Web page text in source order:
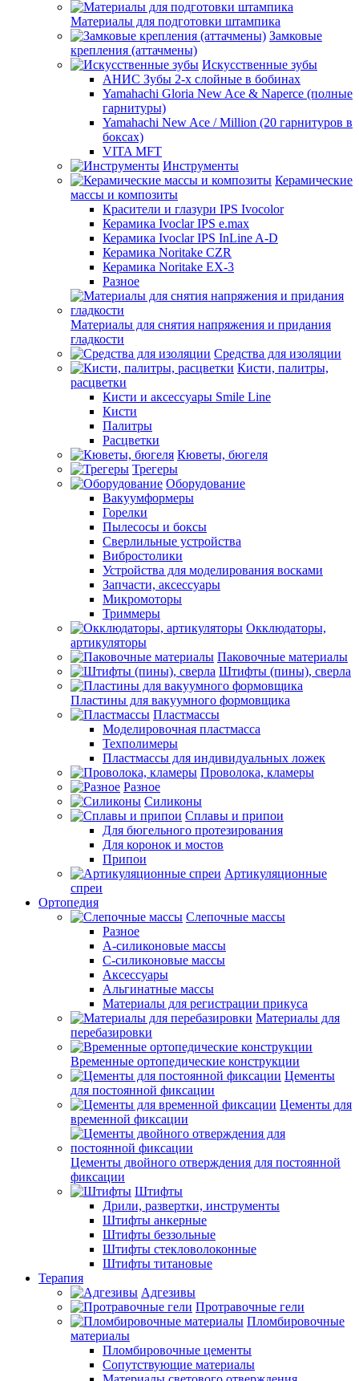
Материалы для подготовки штампика
Замковые
крепления (аттачмены)
Искусственные зубы
АНИС Зубы 2-х слойные в бобинах
Yamahachi Gloria New Ace & Naperce (полные
гарнитуры)
Yamahachi New Ace / Million (20 гарнитуров в
боксах)
VITA MFT
Инструменты
Керамические
массы и композиты
Красители и глазури IPS Ivocolor
Керамика Ivoclar IPS e.max
Керамика Ivoclar IPS InLine A-D
Керамика Noritake CZR
Керамика Noritake EX-3
Разное
Материалы для снятия напряжения и придания
гладкости
Средства для изоляции
Кисти, палитры,
расцветки
Кисти и аксессуары Smile Line
Кисти
Палитры
Расцветки
Кюветы, бюгеля
Трегеры
Оборудование
Вакуумформеры
Горелки
Пылесосы и боксы
Сверлильные устройства
Вибростолики
Устройства для моделирования восками
Запчасти, аксессуары
Микромоторы
Триммеры
Окклюдаторы,
артикуляторы
Паковочные материалы
Штифты (пины), сверла
Пластины для вакуумного формовщика
Пластмассы
Моделировочная пластмасса
Техполимеры
Пластмассы для индивидуальных ложек
Проволока, кламеры
Разное
Силиконы
Сплавы и припои
Для бюгельного протезирования
Для коронок и мостов
Припои
Артикуляционные
спреи
Ортопедия
Слепочные массы
Разное
А-силиконовые массы
С-силиконовые массы
Аксессуары
Альгинатные массы
Материалы для регистрации прикуса
Материалы для
перебазировки
Временные ортопедические конструкции
Цементы
для постоянной фиксации
Цементы для
временной фиксации
Цементы двойного отверждения для постоянной
фиксации
Штифты
Дрили, развертки, инструменты
Штифты анкерные
Штифты беззольные
Штифты стекловолоконные
Штифты титановые
Терапия
Адгезивы
Протравочные гели
Пломбировочные
материалы
Пломбировочные цементы
Сопутствующие материалы